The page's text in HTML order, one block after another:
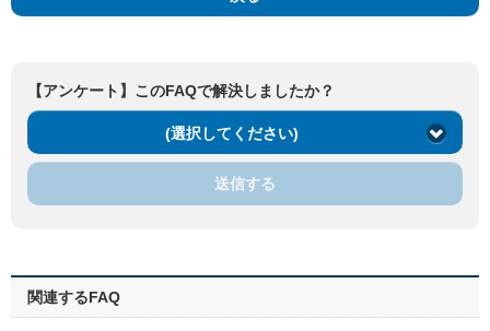
【アンケート】このFAQで解決しましたか？
(選択してください)
送信する
関連するFAQ